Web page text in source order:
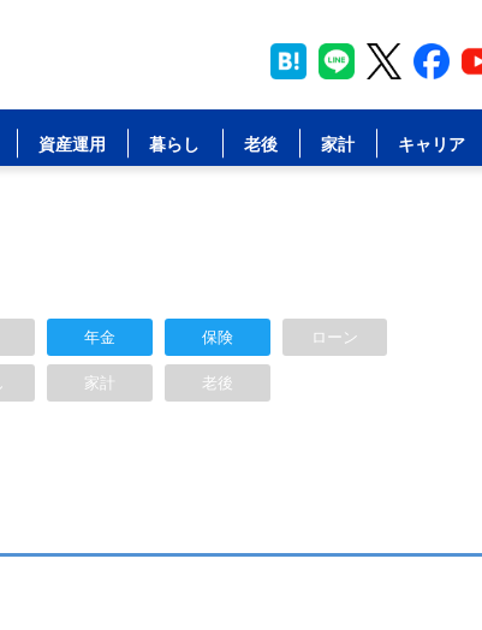
資産運用 暮らし 老後 家計 キャリア
年金 保険 ローン
家計 老後